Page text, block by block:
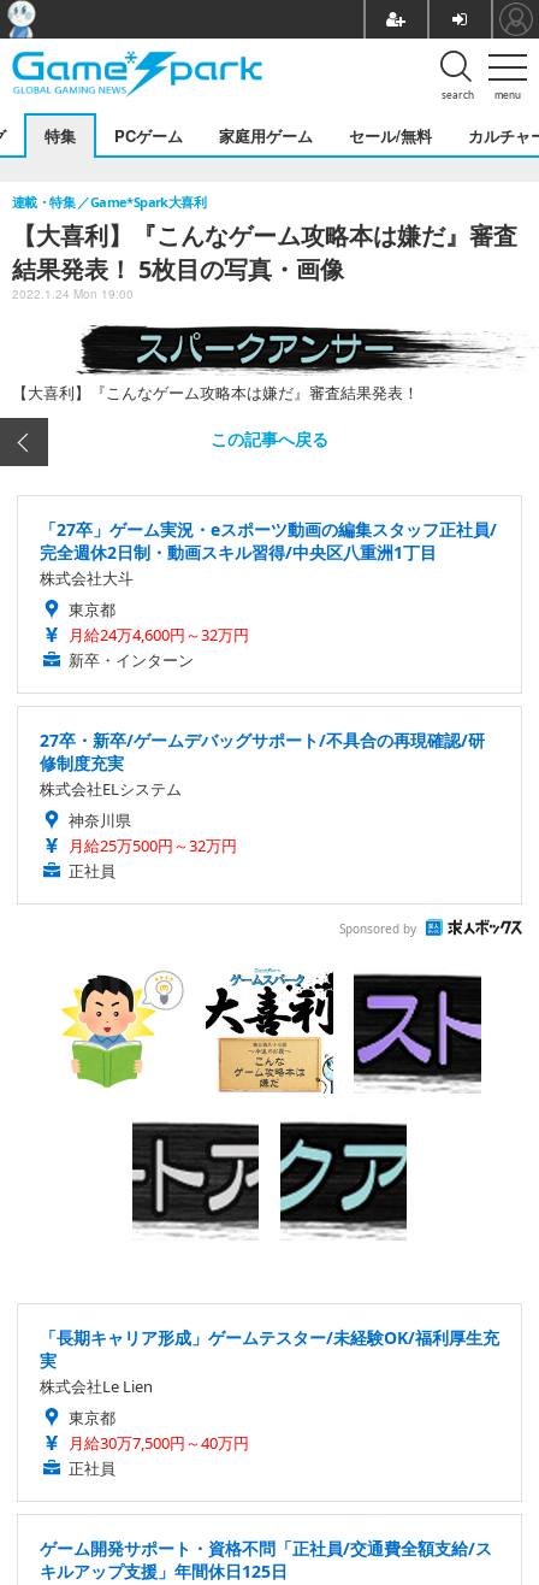
menu
search
特集 PCゲーム 家庭用ゲーム セール/無料 カルチャ
【大喜利】『こんなゲーム攻略本は嫌だ』審査
結果発表！ 5枚目の写真・画像
連載・特集 Game*Spark大喜利
2022.1.24 Mon 19:00
【大喜利】『こんなゲーム攻略本は嫌だ』審査結果発表！
この記事へ戻る
「27卒」ゲーム実況・eスポーツ動画の編集スタッフ正社員/
完全週休2日制・動画スキル習得/中央区八重洲1丁目
株式会社大斗
東京都
月給24万4,600円～32万円
新卒・インターン
27卒・新卒/ゲームデバッグサポート/不具合の再現確認/研
修制度充実
株式会社ELシステム
神奈川県
月給25万500円～32万円
正社員
Sponsored by
「長期キャリア形成」ゲームテスター/未経験OK/福利厚生充
実
株式会社Le Lien
東京都
月給30万7,500円～40万円
正社員
ゲーム開発サポート・資格不問「正社員/交通費全額支給/ス
キルアップ支援」年間休日125日